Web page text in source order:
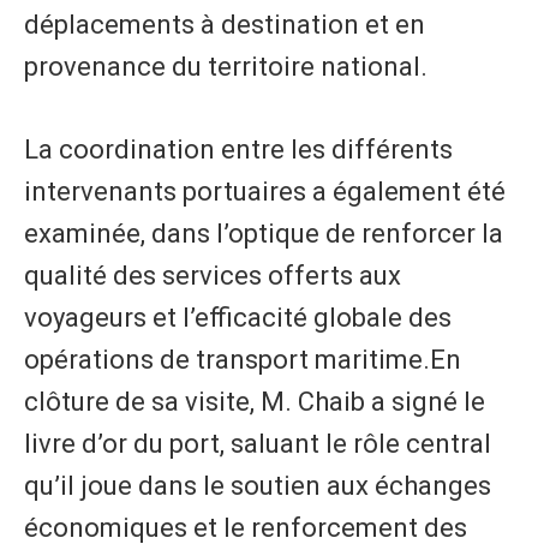
déplacements à destination et en
provenance du territoire national.
La coordination entre les différents
intervenants portuaires a également été
examinée, dans l’optique de renforcer la
qualité des services offerts aux
voyageurs et l’efficacité globale des
opérations de transport maritime.En
clôture de sa visite, M. Chaib a signé le
livre d’or du port, saluant le rôle central
qu’il joue dans le soutien aux échanges
économiques et le renforcement des